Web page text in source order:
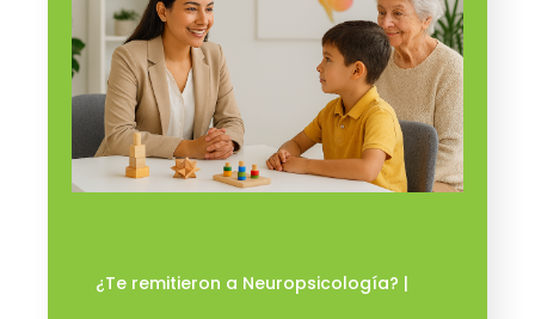
¿Te remitieron a Neuropsicología? |